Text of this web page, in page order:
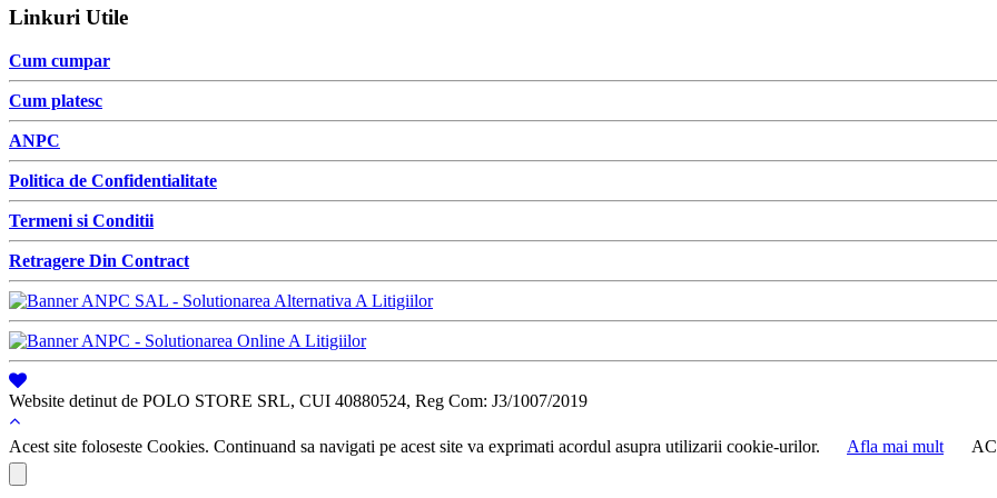
Linkuri Utile
Cum cumpar
Cum platesc
ANPC
Politica de Confidentialitate
Termeni si Conditii
Retragere Din Contract
Website detinut de POLO STORE SRL, CUI 40880524, Reg Com: J3/1007/2019
Acest site foloseste Cookies. Continuand sa navigati pe acest site va exprimati acordul asupra utilizarii cookie-urilor. Afla mai mult